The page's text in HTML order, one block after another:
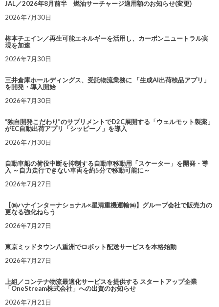
JAL／2026年8月前半 燃油サーチャージ適用額のお知らせ(変更)
2026年7月30日
椿本チエイン／再生可能エネルギーを活用し、カーボンニュートラル実
現を加速
2026年7月30日
三井倉庫ホールディングス、受託物流業務に 「生成AI出荷検品アプリ」
を開発・導入開始
2026年7月30日
“独自開発こだわり”のサプリメントでD2C展開する「ウェルモット製薬」
がEC自動出荷アプリ「シッピーノ」を導入
2026年7月30日
自動車船の荷役中断を抑制する自動車移動用「スケーター」を開発・導
入 ～自力走行できない車両を約5分で移動可能に～
2026年7月27日
【㈱ハナインターナショナル×星清重機運輸㈱】グループ会社で販売力の
更なる強化ねらう
2026年7月27日
東京ミッドタウン八重洲でロボット配送サービスを本格始動
2026年7月27日
上組／コンテナ物流最適化サービスを提供する スタートアップ企業
「OneStream株式会社」への出資のお知らせ
2026年7月21日